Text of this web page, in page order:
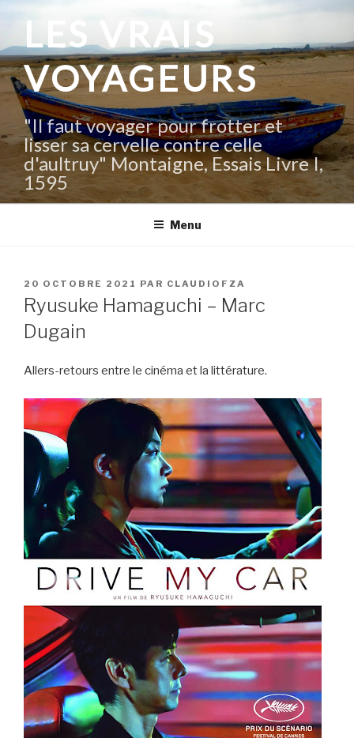
contenu
principal
LES VRAIS
VOYAGEURS
"Il faut voyager pour frotter et
lisser sa cervelle contre celle
d'aultruy" Montaigne, Essais Livre I,
1595
Menu
PUBLIÉ
LE
20 OCTOBRE 2021 PAR CLAUDIOFZA
Ryusuke Hamaguchi – Marc
Dugain
Allers-retours entre le cinéma et la littérature.